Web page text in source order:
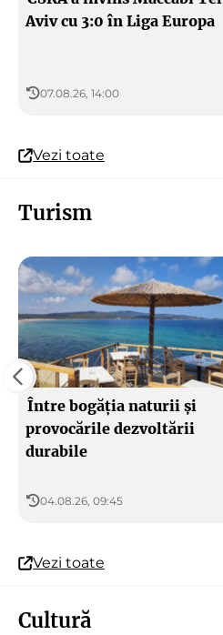
Aviv cu 3:0 în Liga Europa
07.08.26, 14:00
Vezi toate
Turism
Între bogăția naturii și
provocările dezvoltării
durabile
04.08.26, 09:45
Vezi toate
Cultură